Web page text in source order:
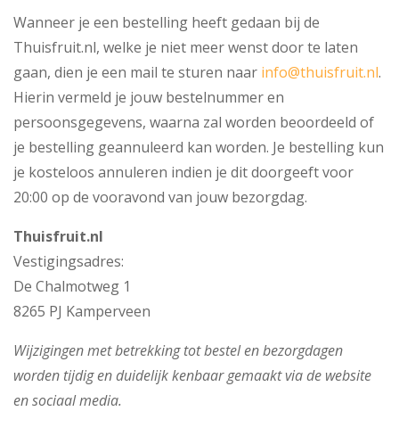
Wanneer je een bestelling heeft gedaan bij de
Thuisfruit.nl, welke je niet meer wenst door te laten
gaan, dien je een mail te sturen naar info@thuisfruit.nl.
Hierin vermeld je jouw bestelnummer en
persoonsgegevens, waarna zal worden beoordeeld of
je bestelling geannuleerd kan worden. Je bestelling kun
je kosteloos annuleren indien je dit doorgeeft voor
20:00 op de vooravond van jouw bezorgdag.
Thuisfruit.nl
Vestigingsadres:
De Chalmotweg 1
8265 PJ Kamperveen
Wijzigingen met betrekking tot bestel en bezorgdagen
worden tijdig en duidelijk kenbaar gemaakt via de website
en sociaal media.